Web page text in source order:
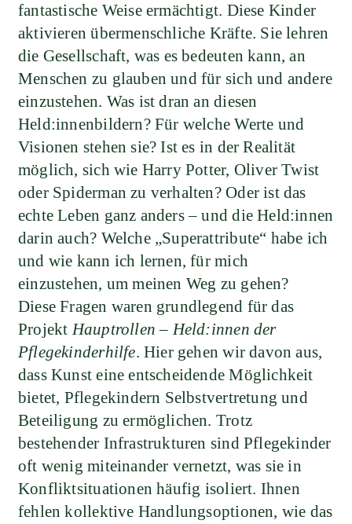
fantastische Weise ermächtigt. Diese Kinder
aktivieren übermenschliche Kräfte. Sie lehren
die Gesellschaft, was es bedeuten kann, an
Menschen zu glauben und für sich und andere
einzustehen. Was ist dran an diesen
Held:innenbildern? Für welche Werte und
Visionen stehen sie? Ist es in der Realität
möglich, sich wie Harry Potter, Oliver Twist
oder Spiderman zu verhalten? Oder ist das
echte Leben ganz anders – und die Held:innen
darin auch? Welche „Superattribute“ habe ich
und wie kann ich lernen, für mich
einzustehen, um meinen Weg zu gehen?
Diese Fragen waren grundlegend für das
Projekt Hauptrollen – Held:innen der
Pflegekinderhilfe. Hier gehen wir davon aus,
dass Kunst eine entscheidende Möglichkeit
bietet, Pflegekindern Selbstvertretung und
Beteiligung zu ermöglichen. Trotz
bestehender Infrastrukturen sind Pflegekinder
oft wenig miteinander vernetzt, was sie in
Konfliktsituationen häufig isoliert. Ihnen
fehlen kollektive Handlungsoptionen, wie das